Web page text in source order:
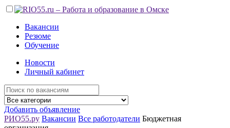
Вакансии
Резюме
Обучение
Новости
Личный кабинет
Добавить объявление
РИО55.ру Вакансии Все работодатели Бюджетная